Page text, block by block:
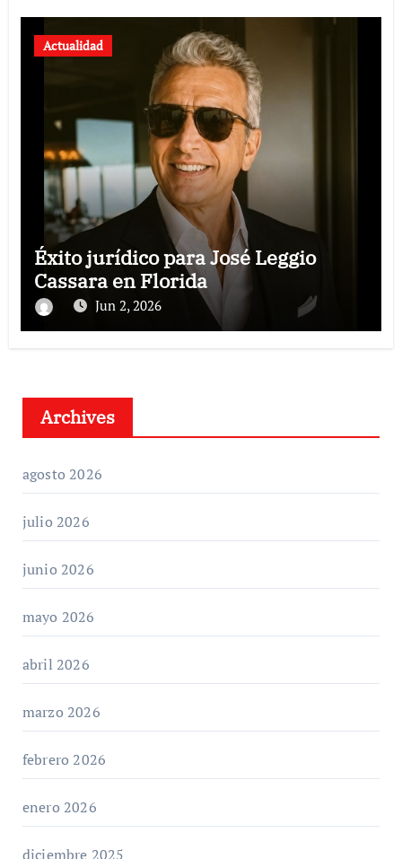
Actualidad
Éxito jurídico para José Leggio
Cassara en Florida
Jun 2, 2026
Archives
agosto 2026
julio 2026
junio 2026
mayo 2026
abril 2026
marzo 2026
febrero 2026
enero 2026
diciembre 2025